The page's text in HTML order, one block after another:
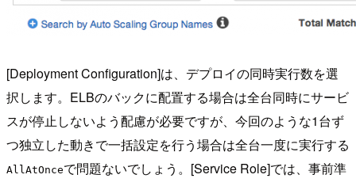
[Deployment Configuration]は、デプロイの同時実行数を選
択します。ELBのバックに配置する場合は全台同時にサービ
スが停止しないよう配慮が必要ですが、今回のような1台ず
つ独立した動きで一括設定を行う場合は全台一度に実行する
AllAtOnceで問題ないでしょう。[Service Role]では、事前準